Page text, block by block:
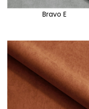
Bravo E